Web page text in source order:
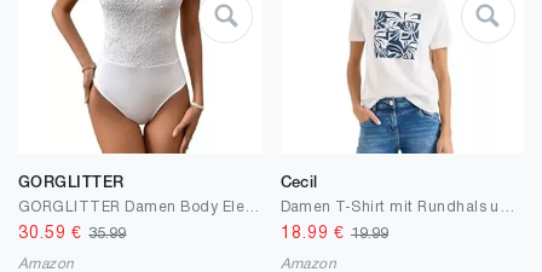
GORGLITTER
30.59 €35.99
Amazon
Cecil
18.99 € 19.99
Amazon